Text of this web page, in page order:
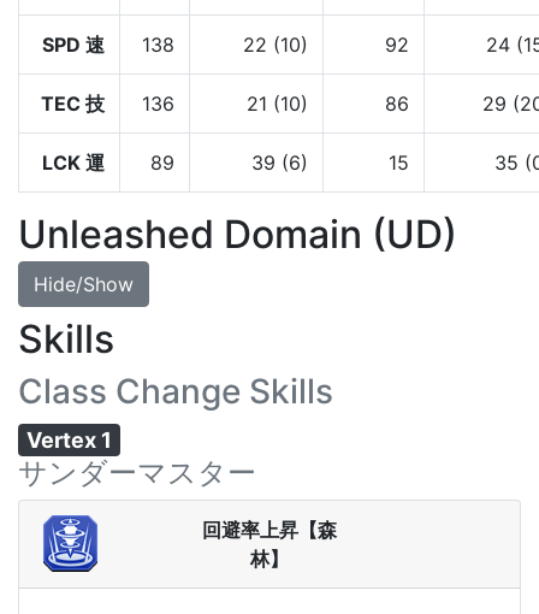
SPD 速 138 22 (10) 92 24
TEC 技 136 21 (10) 86 29
LCK 運 89 39 (6) 15 35
Unleashed Domain (UD)
Hide/Show
Skills
Class Change Skills
Vertex 1
サンダーマスター
回避率上昇【森
林】